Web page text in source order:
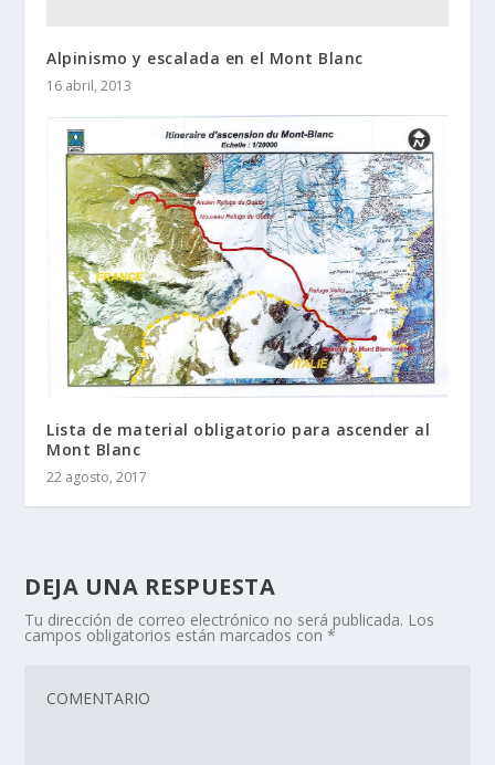
Alpinismo y escalada en el Mont Blanc
16 abril, 2013
Lista de material obligatorio para ascender al
Mont Blanc
22 agosto, 2017
DEJA UNA RESPUESTA
Tu dirección de correo electrónico no será publicada. Los
campos obligatorios están marcados con*